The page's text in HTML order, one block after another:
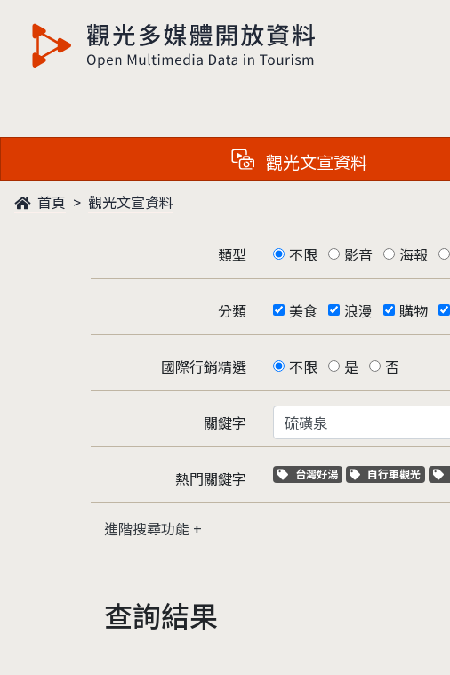
觀光多媒體開放資料
觀光文宣資料
首頁 觀光文宣資料
類型 不限 影音 海報
分類 美食 浪漫 購物
國際行銷精選 不限 是 否
關鍵字
熱門關鍵字 關鍵字標籤
台灣好湯 關鍵字標籤
自行車觀光
進階搜尋功能
查詢結果